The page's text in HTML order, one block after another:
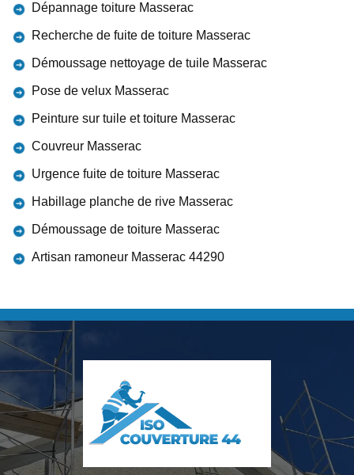
Dépannage toiture Masserac
Recherche de fuite de toiture Masserac
Démoussage nettoyage de tuile Masserac
Pose de velux Masserac
Peinture sur tuile et toiture Masserac
Couvreur Masserac
Urgence fuite de toiture Masserac
Habillage planche de rive Masserac
Démoussage de toiture Masserac
Artisan ramoneur Masserac 44290